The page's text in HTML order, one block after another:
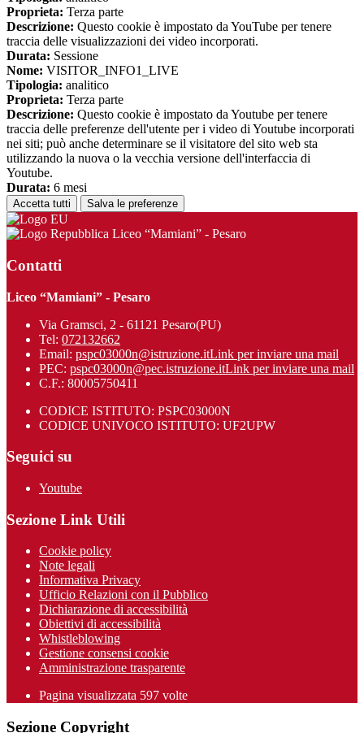
Proprieta: Terza parte
Descrizione: Questo cookie è impostato da YouTube per tenere
traccia delle visualizzazioni dei video incorporati.
Durata: Sessione
Nome: VISITOR_INFO1_LIVE
Tipologia: analitico
Proprieta: Terza parte
Descrizione: Questo cookie è impostato da Youtube per tenere
traccia delle preferenze dell'utente per i video di Youtube incorporati
nei siti; può anche determinare se il visitatore del sito web sta
utilizzando la nuova o la vecchia versione dell'interfaccia di
Youtube.
Durata: 6 mesi
Accetta tutti Salva le preferenze
Liceo “Mamiani” - Pesaro
Contatti
Liceo “Mamiani” - Pesaro
Via Gramsci, 2 - 61121 Pesaro(PU)
Tel: 072132662
Email: pspc03000n@istruzione.itLink per inviare una mail
PEC: pspc03000n@pec.istruzione.itLink per inviare una mail
C.F.: 80005750411
CODICE ISTITUTO: PSPC03000N
CODICE UNIVOCO ISTITUTO: UF2UPW
Seguici su
Youtube
Sezione Link Utili
Cookie policy
Note legali
Informativa Privacy
Ufficio Relazioni con il Pubblico
Dichiarazione di accessibilità
Obiettivi di accessibilità
Whistleblowing
Gestione consensi cookie
Amministrazione trasparente
Pagina visualizzata 597 volte
Sezione Copyright